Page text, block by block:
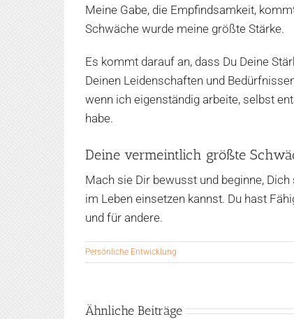
Meine Gabe, die Empfindsamkeit,
Schwäche wurde meine größte Stärke.
Es kommt darauf an, dass Du Deine
Deinen Leidenschaften und
wenn ich eigenständig arbeite, selbst
habe.
Deine vermeintlich größte
Mach sie Dir bewusst und beginne,
im Leben einsetzen kannst. Du hast
und für andere.
Persönliche Entwicklung
Ähnliche Beiträge